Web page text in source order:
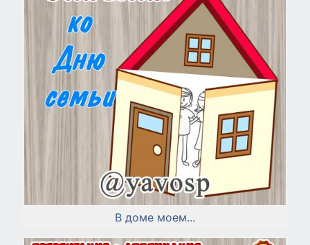
В доме моем...